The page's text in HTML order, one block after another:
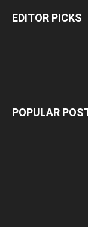
EDITOR PICKS
POPULAR